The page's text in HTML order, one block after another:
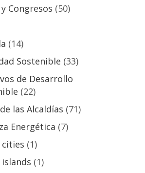
Congresos (50)
(14)
Sostenible (33)
de Desarrollo
(22)
las Alcaldías (71)
Energética (7)
(1)
(1)